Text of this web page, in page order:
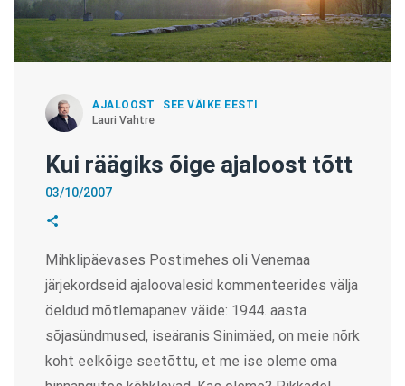
AJALOOST
SEE VÄIKE EESTI
Lauri Vahtre
Kui räägiks õige ajaloost tõtt
03/10/2007
Mihklipäevases Postimehes oli Venemaa
järjekordseid ajaloovalesid kommenteerides välja
öeldud mõtlemapanev väide: 1944. aasta
sõjasündmused, iseäranis Sinimäed, on meie nõrk
koht eelkõige seetõttu, et me ise oleme oma